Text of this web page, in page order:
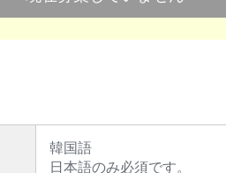
韓国語
日本語のみ必須です。